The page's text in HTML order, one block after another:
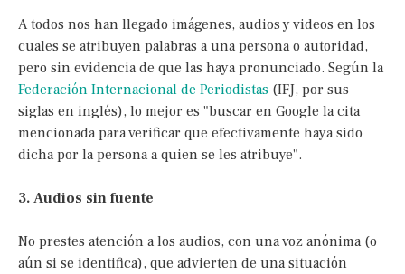
A todos nos han llegado imágenes, audios y videos en los
cuales se atribuyen palabras a una persona o autoridad,
pero sin evidencia de que las haya pronunciado. Según la
Federación Internacional de Periodistas (IFJ, por sus
siglas en inglés), lo mejor es "buscar en Google la cita
mencionada para verificar que efectivamente haya sido
dicha por la persona a quien se les atribuye".
3. Audios sin fuente
No prestes atención a los audios, con una voz anónima (o
aún si se identifica), que advierten de una situación